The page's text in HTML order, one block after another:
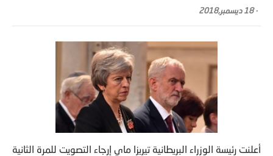
-18 ديسمبر,2018
أعلنت رئيسة الوزراء البريطانية تيريزا ماي إرجاء التصويت للمرة الثانية